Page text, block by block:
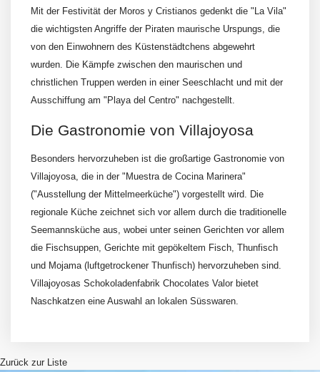
Mit der Festivität der Moros y Cristianos gedenkt die "La Vila"
die wichtigsten Angriffe der Piraten maurische Urspungs, die
von den Einwohnern des Küstenstädtchens abgewehrt
wurden. Die Kämpfe zwischen den maurischen und
christlichen Truppen werden in einer Seeschlacht und mit der
Ausschiffung am "Playa del Centro" nachgestellt.
Die Gastronomie von Villajoyosa
Besonders hervorzuheben ist die großartige Gastronomie von
Villajoyosa, die in der "Muestra de Cocina Marinera"
("Ausstellung der Mittelmeerküche") vorgestellt wird. Die
regionale Küche zeichnet sich vor allem durch die traditionelle
Seemannsküche aus, wobei unter seinen Gerichten vor allem
die Fischsuppen, Gerichte mit gepökeltem Fisch, Thunfisch
und Mojama (luftgetrockener Thunfisch) hervorzuheben sind.
Villajoyosas Schokoladenfabrik Chocolates Valor bietet
Naschkatzen eine Auswahl an lokalen Süsswaren.
Zurück zur Liste